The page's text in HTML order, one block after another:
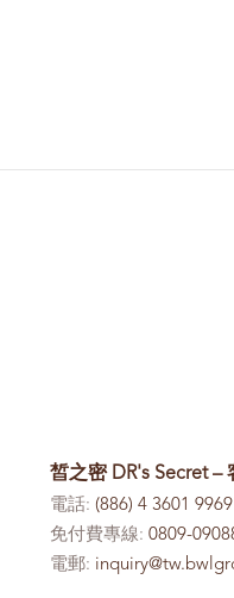
皙之密 DR's Secret –
電話: (886) 4 3601 9969
免付費專線: 0809-
電郵: